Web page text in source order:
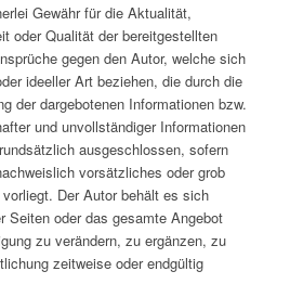
Gewähr für die Aktualität,
oder Qualität der bereitgestellten
gegen den Autor, welche sich
ideeller Art beziehen, die durch die
der dargebotenen Informationen bzw.
und unvollständiger Informationen
ausgeschlossen, sofern
vorsätzliches oder grob
Der Autor behält es sich
Seiten oder das gesamte Angebot
zu verändern, zu ergänzen, zu
zeitweise oder endgültig